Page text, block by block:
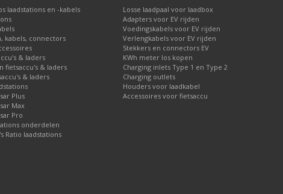
via 1 fase met 16A. Hiervoor is een
16A. Hiervoor is een laadkabel type
Hiervoor is een laadkabel type 2, 1
met 16A. Hiervoor is een laadkabel
1 fase met 32A. Hiervoor is een
3 fase met 16A. Hiervoor is een
via 1 fase met 32A. Hiervoor is
laadstations en -kabels
kabels, connectors
& laders
fietsaccu's & laders
& laders
Plus
Max
Pro
onderdelen
Ratio laadstations
Losse laadpaal voor laadbox
Adapters voor EV rijden
Voedingskabels voor EV rijden
Verlengkabels voor EV rijden
Stekkers en connectors EV
KWh meter los kopen
Charging inlets Type 1 en Type 2
Charging outlets
Houders voor laadkabel
Accessoires voor fietsaccu